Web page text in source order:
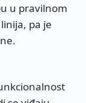
u pravilnom
pa je